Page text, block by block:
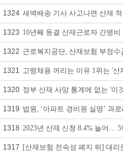
1324 새벽배송 기사 사고나면 산재
1323 10년째 동결 산재근로자 간병
1322 근로복지공단, 산재보험 부정
1321 고령채용 꺼리는 이유 1위는 '
1320 정부 산재 사망 통계에 없는 '이
1319 법원, ‘아파트 경비원 실명’ 과
1318 2023년 산재 신청 8.4% 늘어…
1317 [산재보험 전속성 폐지 뒤] 대리